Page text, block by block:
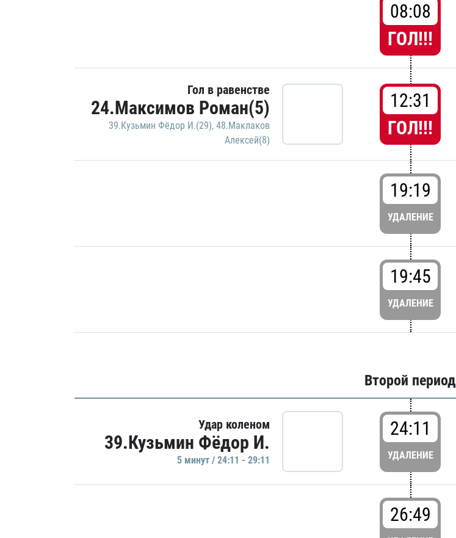
08:08
ГОЛ!!!
Гол в равенстве
24.Максимов Роман(5)
39.Кузьмин Фёдор И.(29), 48.Маклаков
Алексей(8)
12:31
ГОЛ!!!
19:19
УДАЛЕНИЕ
19:45
УДАЛЕНИЕ
Второй период
Удар коленом
39.Кузьмин Фёдор И.
5 минут / 24:11 - 29:11
24:11
УДАЛЕНИЕ
26:49